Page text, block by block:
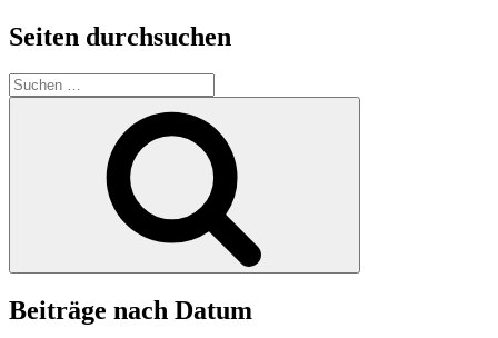
Seiten durchsuchen
Suchen
nach:
Beiträge nach Datum